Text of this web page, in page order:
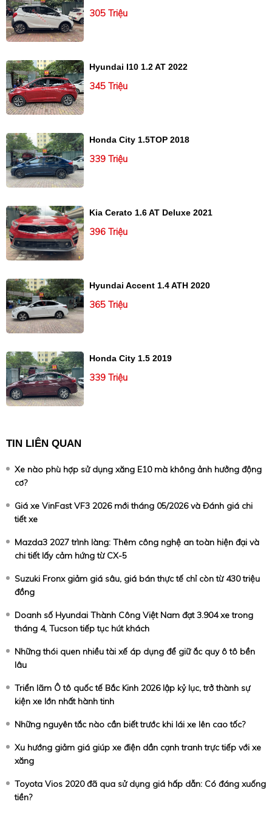
305 Triệu
Hyundai I10 1.2 AT 2022
345 Triệu
Honda City 1.5TOP 2018
339 Triệu
Kia Cerato 1.6 AT Deluxe 2021
396 Triệu
Hyundai Accent 1.4 ATH 2020
365 Triệu
Honda City 1.5 2019
339 Triệu
TIN LIÊN QUAN
Xe nào phù hợp sử dụng xăng E10 mà không ảnh hưởng động
cơ?
Giá xe VinFast VF3 2026 mới tháng 05/2026 và Đánh giá chi
tiết xe
Mazda3 2027 trình làng: Thêm công nghệ an toàn hiện đại và
chi tiết lấy cảm hứng từ CX-5
Suzuki Fronx giảm giá sâu, giá bán thực tế chỉ còn từ 430 triệu
đồng
Doanh số Hyundai Thành Công Việt Nam đạt 3.904 xe trong
tháng 4, Tucson tiếp tục hút khách
Những thói quen nhiều tài xế áp dụng để giữ ắc quy ô tô bền
lâu
Triển lãm Ô tô quốc tế Bắc Kinh 2026 lập kỷ lục, trở thành sự
kiện xe lớn nhất hành tinh
Những nguyên tắc nào cần biết trước khi lái xe lên cao tốc?
Xu hướng giảm giá giúp xe điện dần cạnh tranh trực tiếp với xe
xăng
Toyota Vios 2020 đã qua sử dụng giá hấp dẫn: Có đáng xuống
tiền?